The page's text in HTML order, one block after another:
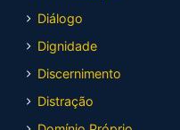
Diálogo
Dignidade
Discernimento
Distração